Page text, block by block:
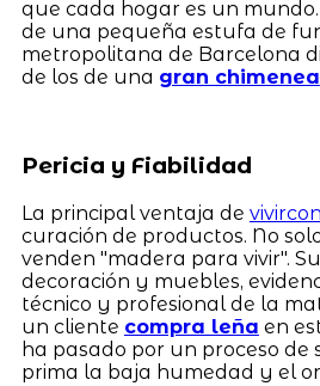
que cada hogar es un
de una pequeña estufa de
metropolitana de Barcelona
de los de una gran chimenea
Pericia y Fiabilidad
La principal ventaja de
curación de productos. No
venden "madera para vivir".
decoración y muebles,
técnico y profesional de la
un cliente compra leña en
ha pasado por un proceso de
prima la baja humedad y el